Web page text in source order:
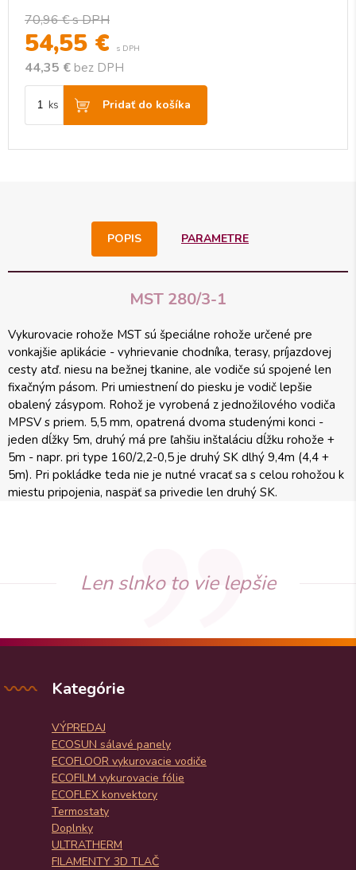
70,96 €s DPH
54,55 € s DPH
44,35 € bez DPH
ks Pridať do košíka
POPIS PARAMETRE
MST 280/3-1
Vykurovacie rohože MST sú špeciálne rohože určené pre
vonkajšie aplikácie - vyhrievanie chodníka, terasy, príjazdovej
cesty atď. niesu na bežnej tkanine, ale vodiče sú spojené len
fixačným pásom. Pri umiestnení do piesku je vodič lepšie
obalený zásypom. Rohož je vyrobená z jednožilového vodiča
MPSV s priem. 5,5 mm, opatrená dvoma studenými konci -
jeden dĺžky 5m, druhý má pre ľahšiu inštaláciu dĺžku rohože +
5m - napr. pri type 160/2,2-0,5 je druhý SK dlhý 9,4m (4,4 +
5m). Pri pokládke teda nie je nutné vracať sa s celou rohožou k
miestu pripojenia, naspäť sa privedie len druhý SK.
Len slnko to vie lepšie
Kategórie
VÝPREDAJ
ECOSUN sálavé panely
ECOFLOOR vykurovacie vodiče
ECOFILM vykurovacie fólie
ECOFLEX konvektory
Termostaty
Doplnky
ULTRATHERM
FILAMENTY 3D TLAČ